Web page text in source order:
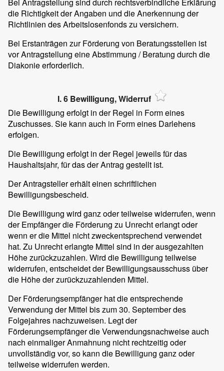
die Richtigkeit der Angaben und die Anerkennung der
Richtlinien des Arbeitslosenfonds zu versichern.
Bei Erstanträgen zur Förderung von Beratungsstellen ist
vor Antragstellung eine Abstimmung / Beratung durch die
Diakonie erforderlich.
I. 6 Bewilligung, Widerruf
Die Bewilligung erfolgt in der Regel in Form eines
Zuschusses. Sie kann auch in Form eines Darlehens
erfolgen.
Die Bewilligung erfolgt in der Regel jeweils für das
Haushaltsjahr, für das der Antrag gestellt ist.
Der Antragsteller erhält einen schriftlichen
Bewilligungsbescheid.
Die Bewilligung wird ganz oder teilweise widerrufen, wenn
der Empfänger die Förderung zu Unrecht erlangt oder
wenn er die Mittel nicht zweckentsprechend verwendet
hat. Zu Unrecht erlangte Mittel sind in der ausgezahlten
Höhe zurückzuzahlen. Wird die Bewilligung teilweise
widerrufen, entscheidet der Bewilligungsausschuss über
die Höhe der zurückzuzahlenden Mittel.
Der Förderungsempfänger hat die entsprechende
Verwendung der Mittel bis zum 30. September des
Folgejahres nachzuweisen. Legt der
Förderungsempfänger die Verwendungsnachweise auch
nach einmaliger Anmahnung nicht rechtzeitig oder
unvollständig vor, so kann die Bewilligung ganz oder
teilweise widerrufen werden.